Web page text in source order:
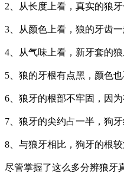
2、从长度上看，真实的狼
3、从颜色上看，狼的牙齿
4、从气味上看，新牙套的
5、狼的牙根有点黑，颜色
6、狼牙的根部不牢固，因
7、狼牙的尖约占一半，狗牙
8、与狼牙相比，狗牙的根
尽管掌握了这么多分辨狼牙